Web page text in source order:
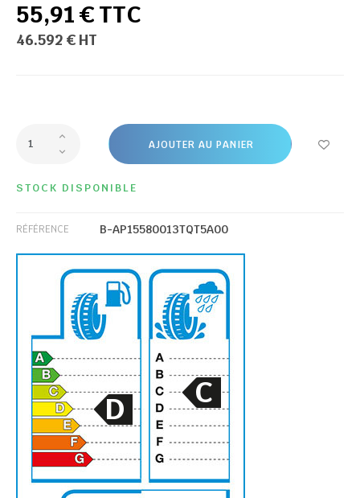
55,91 € TTC
46.592 € HT
AJOUTER AU PANIER
STOCK DISPONIBLE
RÉFÉRENCE B-AP15580013TQT5A00
D C